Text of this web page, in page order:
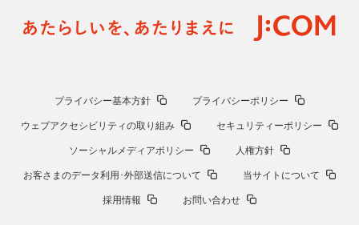
プライバシー基本方針 プライバシーポリシー
ウェブアクセシビリティの取り組み セキュリティーポリシー
ソーシャルメディアポリシー 人権方針
お客さまのデータ利用･外部送信について 当サイトについて
採用情報 お問い合わせ